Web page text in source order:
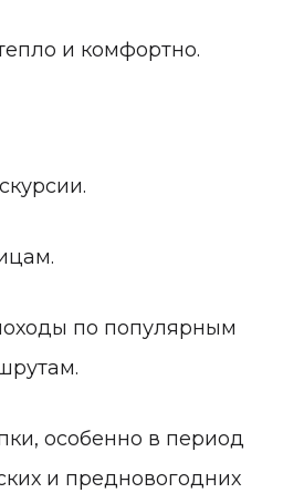
и комфортно.
по популярным
особенно в период
и предновогодних